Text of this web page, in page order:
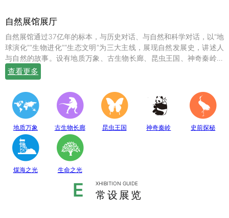
自然展馆展厅
自然展馆通过37亿年的标本，与历史对话、与自然和科学对话，以“地
球演化”“生物进化”“生态文明”为三大主线，展现自然发展史，讲述人
与自然的故事。设有地质万象、古生物长廊、昆虫王国、神奇秦岭、
史前探秘、煤海之光和生命之光七个常设展厅，陈列有岩石鼻祖紫苏
斜长麻粒岩等矿物标本；有鱼龙、翼龙、马门溪龙、似银杏、新芦木
等珍贵的化石；有秦岭大熊猫、金丝猴、羚牛、朱鹮、珙桐、独叶草
等珍稀动植物标本，呈现出一幅绚丽多姿的地球生命物种演化图。
查看更多
地质万象 古生物长廊 昆虫王国 神奇秦岭 史前探秘
煤海之光 生命之光
E XHIBITION GUIDE
常设展览